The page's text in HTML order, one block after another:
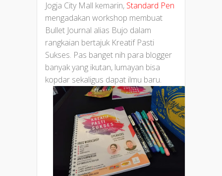
Jogja City Mall kemarin, Standard Pen
mengadakan workshop membuat
Bullet Journal alias Bujo dalam
rangkaian bertajuk Kreatif Pasti
Sukses. Pas banget nih para blogger
banyak yang ikutan, lumayan bisa
kopdar sekaligus dapat ilmu baru.